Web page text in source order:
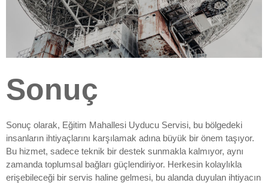
Sonuç
Sonuç olarak, Eğitim Mahallesi Uyducu Servisi, bu bölgedeki
insanların ihtiyaçlarını karşılamak adına büyük bir önem taşıyor.
Bu hizmet, sadece teknik bir destek sunmakla kalmıyor, aynı
zamanda toplumsal bağları güçlendiriyor. Herkesin kolaylıkla
erişebileceği bir servis haline gelmesi, bu alanda duyulan ihtiyacın